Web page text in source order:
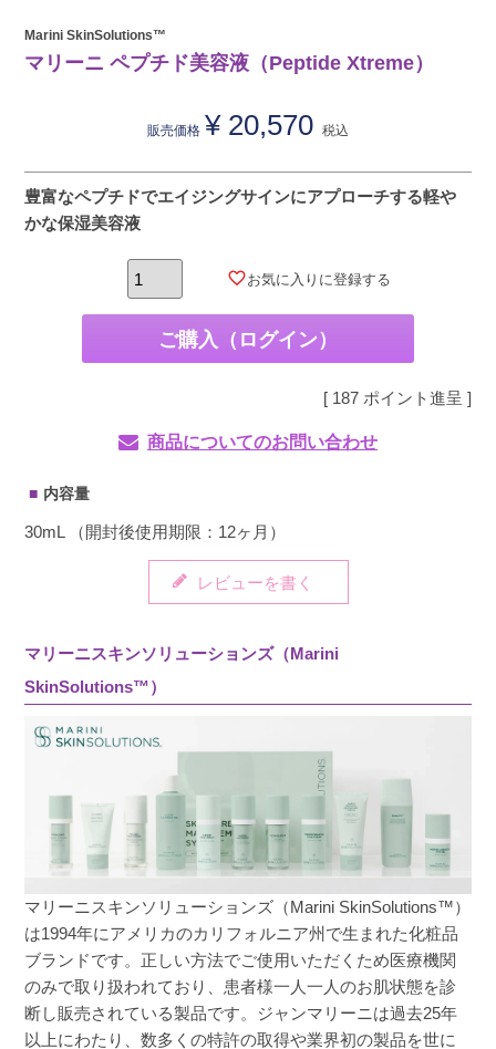
Marini SkinSolutions™
マリーニ ペプチド美容液（Peptide Xtreme）
販売価格 ¥ 20,570 税込
豊富なペプチドでエイジングサインにアプローチする軽や
かな保湿美容液
お気に入りに登録する
ご購入（ログイン）
[ 187 ポイント進呈 ]
商品についてのお問い合わせ
内容量
30mL （開封後使用期限：12ヶ月）
レビューを書く
マリーニスキンソリューションズ（Marini
SkinSolutions™）
マリーニスキンソリューションズ（Marini SkinSolutions™）
は1994年にアメリカのカリフォルニア州で生まれた化粧品
ブランドです。正しい方法でご使用いただくため医療機関
のみで取り扱われており、患者様一人一人のお肌状態を診
断し販売されている製品です。ジャンマリーニは過去25年
以上にわたり、数多くの特許の取得や業界初の製品を世に